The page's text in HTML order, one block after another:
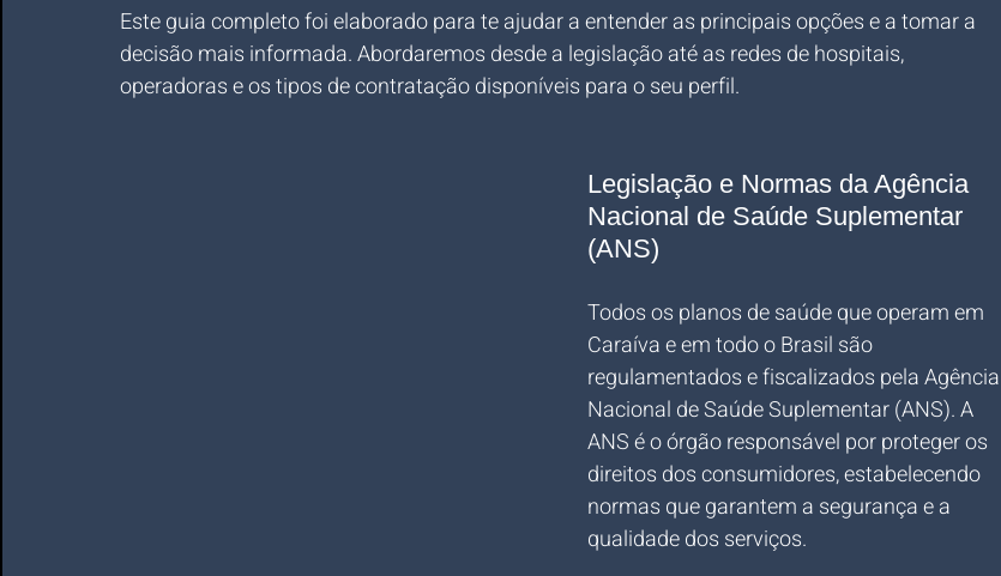
Este guia completo foi elaborado para te ajudar a entender as principais opções e a tomar a
decisão mais informada. Abordaremos desde a legislação até as redes de hospitais,
operadoras e os tipos de contratação disponíveis para o seu perfil.
Legislação e Normas da Agência
Nacional de Saúde Suplementar
(ANS)
Todos os planos de saúde que operam em
Caraíva e em todo o Brasil são
regulamentados e fiscalizados pela Agência
Nacional de Saúde Suplementar (ANS). A
ANS é o órgão responsável por proteger os
direitos dos consumidores, estabelecendo
normas que garantem a segurança e a
qualidade dos serviços.